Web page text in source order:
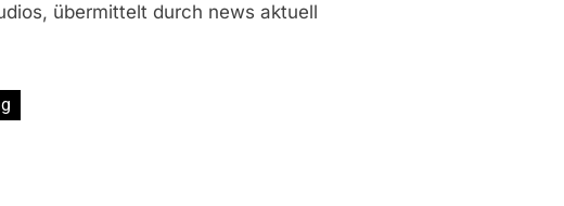
übermittelt durch news aktuell